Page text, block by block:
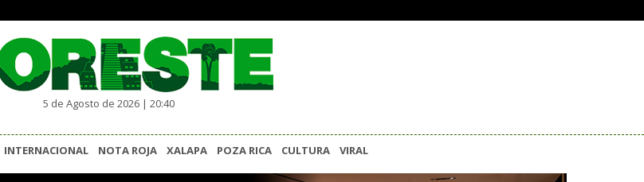
5 de Agosto de 2026 | 20:40
INTERNACIONAL NOTA ROJA XALAPA POZA RICA CULTURA VIRAL